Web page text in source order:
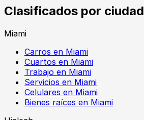
Clasificados por ciudad
Miami
Carros en Miami
Cuartos en Miami
Trabajo en Miami
Servicios en Miami
Celulares en Miami
Bienes raíces en Miami